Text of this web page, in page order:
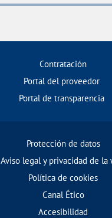
Contratación
Portal del proveedor
Portal de transparencia
Protección de datos
Aviso legal y privacidad de la
Política de cookies
Canal Ético
Accesibilidad